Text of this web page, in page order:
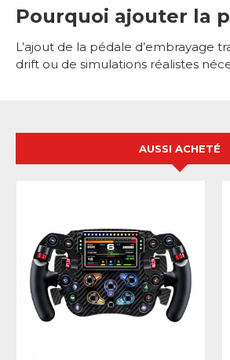
Pourquoi ajouter la
L’ajout de la pédale d’embrayage
drift ou de simulations réalistes
AUSSI ACHETÉ